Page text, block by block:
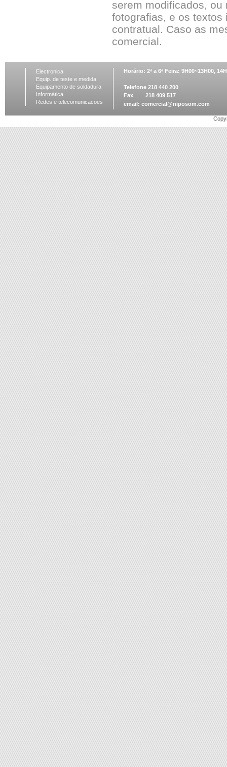
serem modificados, ou
fotografias, e os
contratual. Caso as
comercial.
Electronica
Equip. de teste e medida
Equipamento de soldadura
Informática
Redes e telecomunicacoes
Horário: 2ª a 6ª Feira: 9H00~13H00,
Telefone 218 440 200
Fax 218 409 517
email: comercial@niposom.com